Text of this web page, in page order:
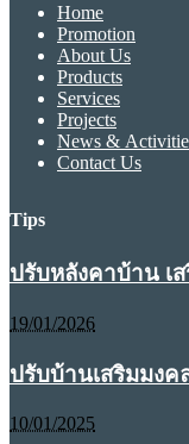
Home
Promotion
About Us
Products
Services
Projects
News &
Contact Us
Tips
ปรับหลังคาบ้าน เ
19/01/2026
ปรับบ้านเสริมมงค
10/01/2025